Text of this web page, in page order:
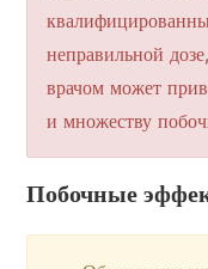
неправильной
врачом может
и множеству
Побочные